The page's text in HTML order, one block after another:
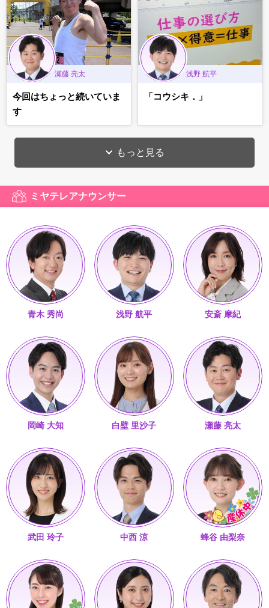
瀬藤 亮太
今回はちょっと続いていま
す
浅野 航平
「コウシキ．」
もっと見る
ミヤテレアナウンサー
青木 秀尚 浅野 航平 安斎 摩紀
岡崎 大知 白壁 里沙子 瀬藤 亮太
武田 玲子 中西 涼 蜂谷 由梨奈